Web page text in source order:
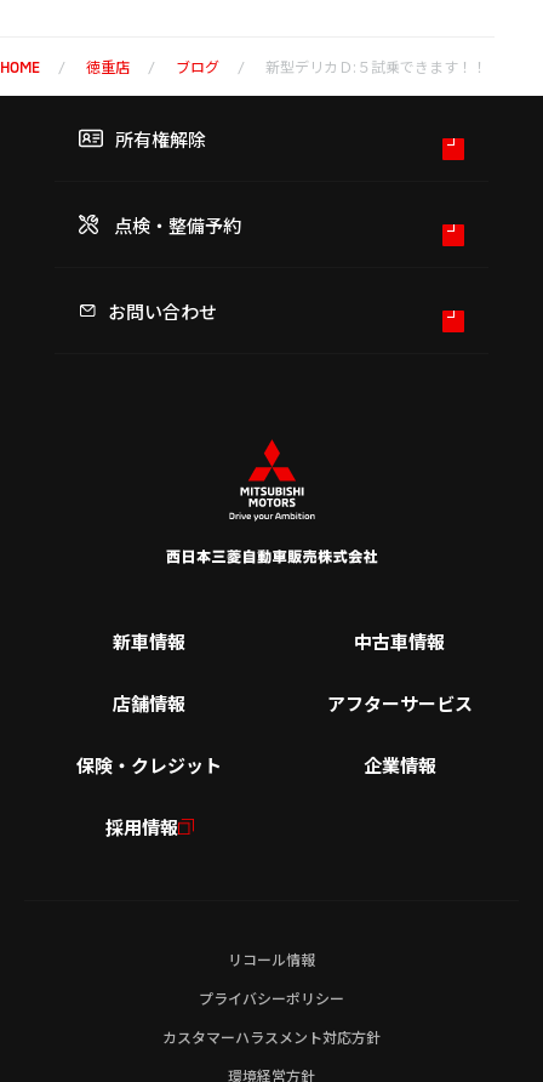
HOME 徳重店 ブログ 新型デリカＤ:５試乗できます！！
所有権解除
点検・整備予約
お問い合わせ
新車情報 中古車情報
店舗情報 アフターサービス
保険・クレジット 企業情報
採用情報
リコール情報
プライバシーポリシー
カスタマーハラスメント対応方針
環境経営方針